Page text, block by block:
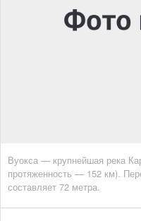
Вуокса — крупнейшая река
протяженность — 152 км).
составляет 72 метра.